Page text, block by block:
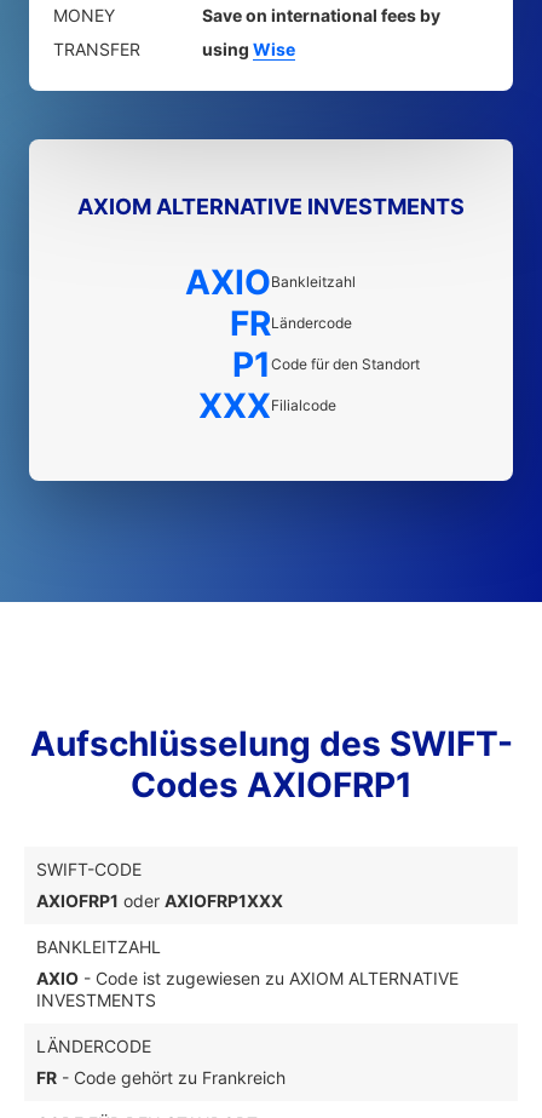
MONEY
TRANSFER
Save on international fees by
using Wise
AXIOM ALTERNATIVE INVESTMENTS
AXIOBankleitzahl
FRLändercode
P1 Code für den Standort
XXXFilialcode
Aufschlüsselung des SWIFT-
Codes AXIOFRP1
SWIFT-CODE
AXIOFRP1 oder AXIOFRP1XXX
BANKLEITZAHL
AXIO - Code ist zugewiesen zu AXIOM ALTERNATIVE
INVESTMENTS
LÄNDERCODE
FR - Code gehört zu Frankreich